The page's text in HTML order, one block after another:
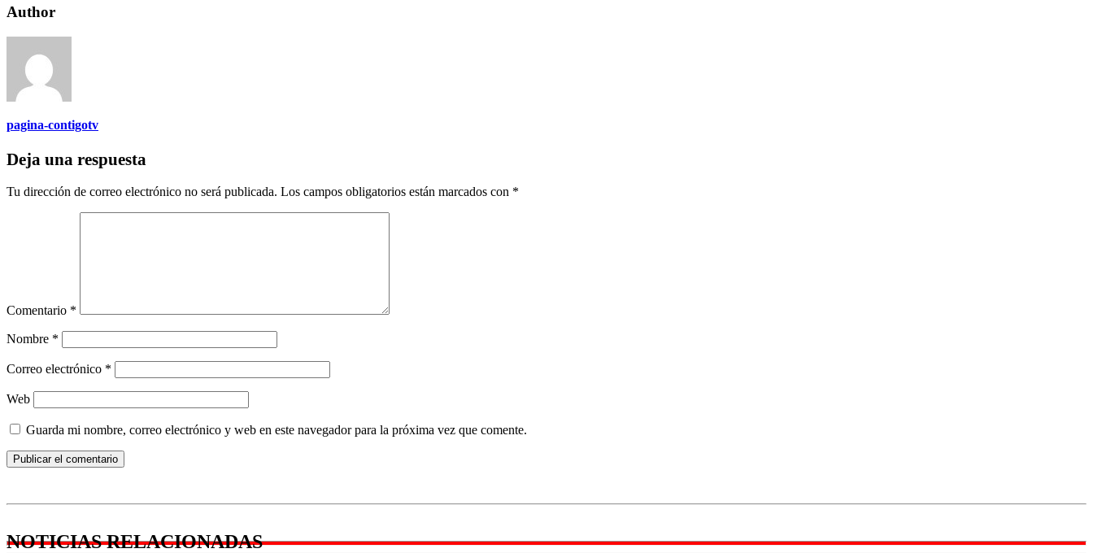
Author
pagina-contigotv
Deja una respuesta
Tu dirección de correo electrónico no será publicada. Los campos obligatorios están marcados con *
Comentario *
Nombre *
Correo electrónico *
Web
Guarda mi nombre, correo electrónico y web en este navegador para la próxima vez que comente.
NOTICIAS RELACIONADAS